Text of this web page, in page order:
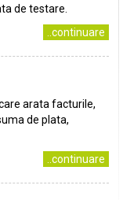
de testare.
..continuare
arata facturile,
de plata,
..continuare